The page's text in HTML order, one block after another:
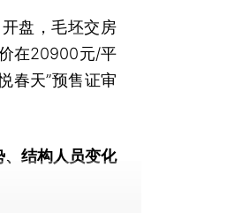
盘，毛坯交房
价在20900元/平
春天”预售证审
、结构人员变化